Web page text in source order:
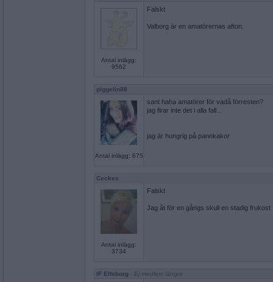
Antal inlägg:
9562
Falskt
Valborg är en amatörernas afton.
piggelin88
Antal inlägg: 675
sant haha amatörer för vadå förresten?
jag firar inte det i alla fall...
jag är hungrig på pannkakor
Ceckes
Antal inlägg:
3734
Falskt
Jag åt för en gångs skull en stadig frukost
IF Elfsborg - Ej medlem längre